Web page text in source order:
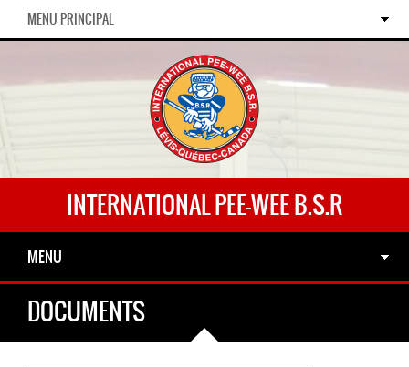
MENU PRINCIPAL
INTERNATIONAL PEE-WEE B.S.R
MENU
DOCUMENTS